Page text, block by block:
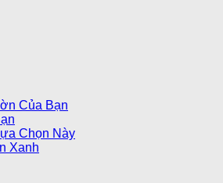
Của Bạn
Chọn Này
Xanh